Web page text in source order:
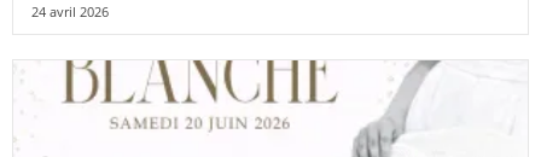
24 avril 2026